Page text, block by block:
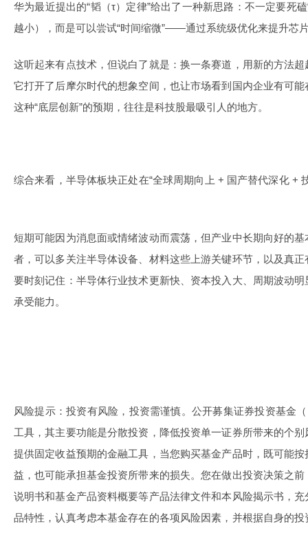
华为最近提出的“韬（τ）定律”给出了一种新思路：不一定要死
越小），而是可以尝试“时间缩微”——通过系统级优化来提升芯
这听起来有点技术，但说白了就是：换一条赛道，用新的方法
它打开了后摩尔时代的想象空间，也让市场看到国内企业有可
这种“底层创新”的预期，往往是科技股最吸引人的地方。
综合来看，半导体板块正处在“全球周期向上 + 国产替代深化 +
短期可能因为消息面或情绪波动而震荡，但产业中长期向好的
者，可以多关注半导体设备、材料这些上游关键环节，以及真
要时刻记住：半导体行业技术更新快、资本投入大、周期波动
承受能力。
风险提示：投资有风险，投资需谨慎。公开募集证券投资基金
工具，其主要功能是分散投资，降低投资单一证券所带来的个
提供固定收益预期的金融工具，当您购买基金产品时，既可能
益，也可能承担基金投资所带来的损失。您在做出投资决策之
说明书和基金产品资料概要等产品法律文件和本风险揭示书，
品特性，认真考虑本基金存在的各项风险因素，并根据自身的